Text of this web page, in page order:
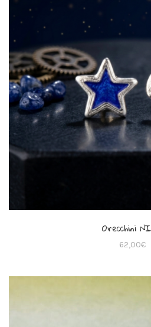
Orecchini
62,00€